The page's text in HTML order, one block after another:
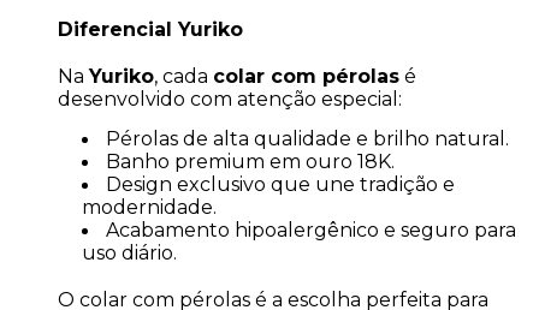
Diferencial Yuriko
NaYuriko, cada colar com pérolas é
desenvolvido com atenção especial:
Pérolas de alta qualidade e brilho natural.
Banho premium em ouro 18K.
Design exclusivo que une tradição e
modernidade.
Acabamento hipoalergênico e seguro para
uso diário.
O colar com pérolas é a escolha perfeita para